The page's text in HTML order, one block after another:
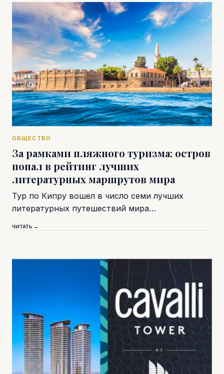
ОБЩЕСТВО
За рамками пляжного туризма: остров
попал в рейтинг лучших
литературных маршрутов мира
Тур по Кипру вошел в число семи лучших
литературных путешествий мира…
ЧИТАТЬ →